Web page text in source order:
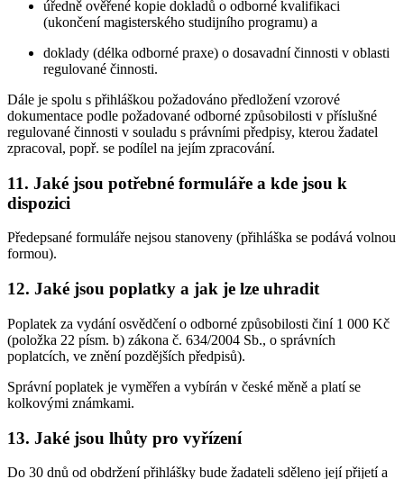
úředně ověřené kopie dokladů o odborné kvalifikaci
(ukončení magisterského studijního programu) a
doklady (délka odborné praxe) o dosavadní činnosti v oblasti
regulované činnosti.
Dále je spolu s přihláškou požadováno předložení vzorové
dokumentace podle požadované odborné způsobilosti v příslušné
regulované činnosti v souladu s právními předpisy, kterou žadatel
zpracoval, popř. se podílel na jejím zpracování.
11. Jaké jsou potřebné formuláře a kde jsou k
dispozici
Předepsané formuláře nejsou stanoveny (přihláška se podává volnou
formou).
12. Jaké jsou poplatky a jak je lze uhradit
Poplatek za vydání osvědčení o odborné způsobilosti činí 1 000 Kč
(položka 22 písm. b) zákona č. 634/2004 Sb., o správních
poplatcích, ve znění pozdějších předpisů).
Správní poplatek je vyměřen a vybírán v české měně a platí se
kolkovými známkami.
13. Jaké jsou lhůty pro vyřízení
Do 30 dnů od obdržení přihlášky bude žadateli sděleno její přijetí a